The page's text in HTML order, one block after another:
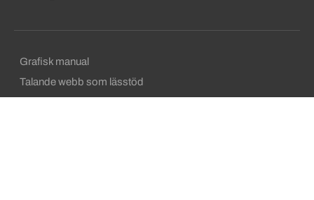
Sekundära sidfotslänkar
Grafisk manual
Talande webb som lässtöd